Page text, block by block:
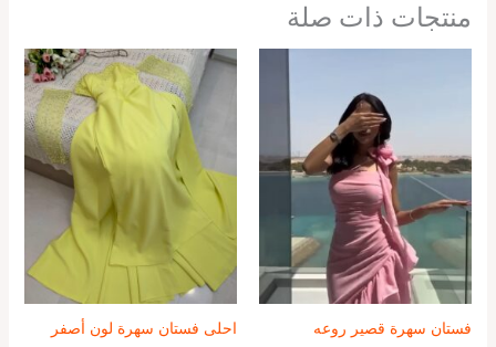
منتجات ذات صلة
فستان سهرة قصير روعه احلى فستان سهرة لون أصفر